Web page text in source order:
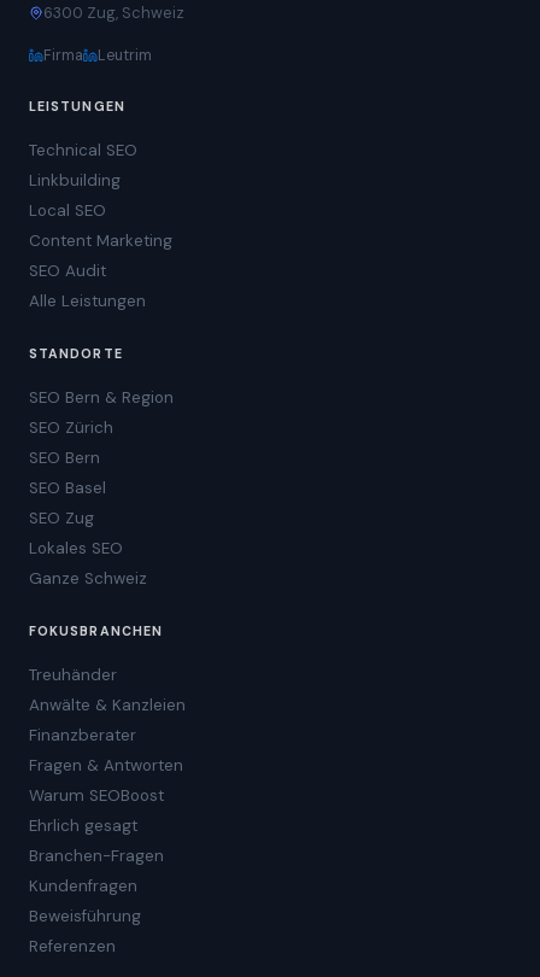
6300 Zug, Schweiz
Firma Leutrim
LEISTUNGEN
Technical SEO
Linkbuilding
Local SEO
Content Marketing
SEO Audit
Alle Leistungen
STANDORTE
SEO Bern & Region
SEO Zürich
SEO Bern
SEO Basel
SEO Zug
Lokales SEO
Ganze Schweiz
FOKUSBRANCHEN
Treuhänder
Anwälte & Kanzleien
Finanzberater
Fragen & Antworten
Warum SEOBoost
Ehrlich gesagt
Branchen-Fragen
Kundenfragen
Beweisführung
Referenzen